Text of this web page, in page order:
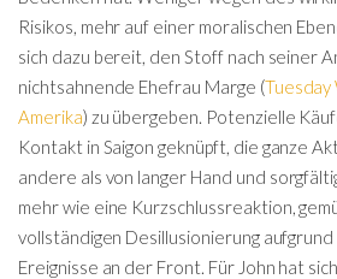
Risikos, mehr auf einer moralischen
sich dazu bereit, den Stoff nach seiner
nichtsahnende Ehefrau Marge (Tuesday
Amerika) zu übergeben. Potenzielle
Kontakt in Saigon geknüpft, die ganze
andere als von langer Hand und
mehr wie eine Kurzschlussreaktion,
vollständigen Desillusionierung
Ereignisse an der Front. Für John hat